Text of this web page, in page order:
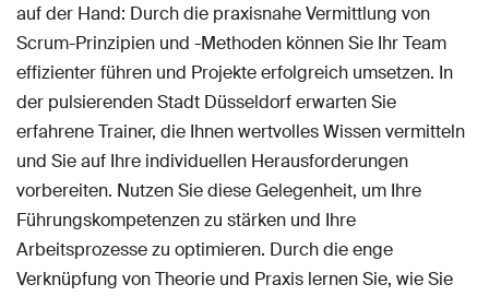
auf der Hand: Durch die praxisnahe Vermittlung von
Scrum-Prinzipien und -Methoden können Sie Ihr Team
effizienter führen und Projekte erfolgreich umsetzen. In
der pulsierenden Stadt Düsseldorf erwarten Sie
erfahrene Trainer, die Ihnen wertvolles Wissen vermitteln
und Sie auf Ihre individuellen Herausforderungen
vorbereiten. Nutzen Sie diese Gelegenheit, um Ihre
Führungskompetenzen zu stärken und Ihre
Arbeitsprozesse zu optimieren. Durch die enge
Verknüpfung von Theorie und Praxis lernen Sie, wie Sie